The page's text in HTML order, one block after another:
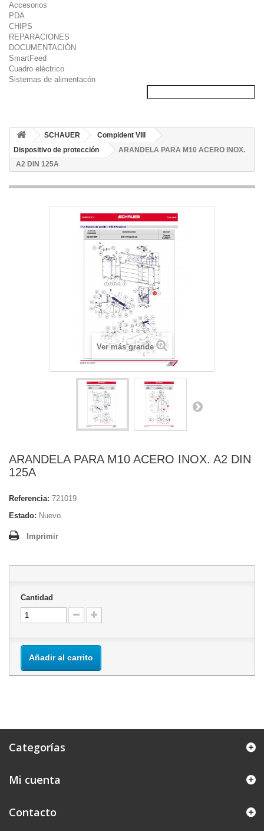
Accesorios
PDA
CHIPS
REPARACIONES
DOCUMENTACIÓN
SmartFeed
Cuadro eléctrico
Sistemas de alimentacón
SCHAUER
Compident VIII
Dispositivo de protección
ARANDELA PARA M10 ACERO INOX.
A2 DIN 125A
Ver más grande
ARANDELA PARA M10 ACERO INOX. A2 DIN
125A
Referencia: 721019
Estado: Nuevo
Imprimir
Cantidad
Añadir al carrito
Categorías
Mi cuenta
Contacto